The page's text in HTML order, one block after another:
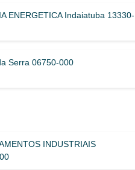
ENERGETICA Indaiatuba 13330-
Serra 06750-000
INDUSTRIAIS